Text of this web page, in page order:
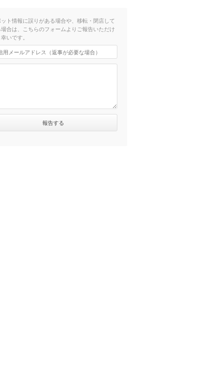
ット情報に誤りがある場合や、移転・閉店して
場合は、こちらのフォームよりご報告いただけ
いです。